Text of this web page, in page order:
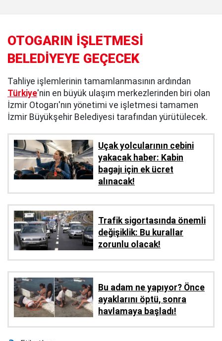
OTOGARIN İŞLETMESİ
BELEDİYEYE GEÇECEK
Tahliye işlemlerinin tamamlanmasının ardından
Türkiye'nin en büyük ulaşım merkezlerinden biri olan
İzmir Otogarı'nın yönetimi ve işletmesi tamamen
İzmir Büyükşehir Belediyesi tarafından yürütülecek.
Uçak yolcularının cebini
yakacak haber: Kabin
bagajı için ek ücret
alınacak!
Trafik sigortasında önemli
değişiklik: Bu kurallar
zorunlu olacak!
Bu adam ne yapıyor? Önce
ayaklarını öptü, sonra
havlamaya başladı!